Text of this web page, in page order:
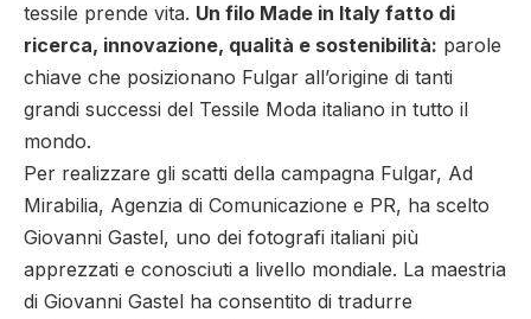
tessile prende vita. Un filo Made in Italy fatto di
ricerca, innovazione, qualità e sostenibilità: parole
chiave che posizionano Fulgar all’origine di tanti
grandi successi del Tessile Moda italiano in tutto il
mondo.
Per realizzare gli scatti della campagna Fulgar, Ad
Mirabilia, Agenzia di Comunicazione e PR, ha scelto
Giovanni Gastel, uno dei fotografi italiani più
apprezzati e conosciuti a livello mondiale. La maestria
di Giovanni Gastel ha consentito di tradurre